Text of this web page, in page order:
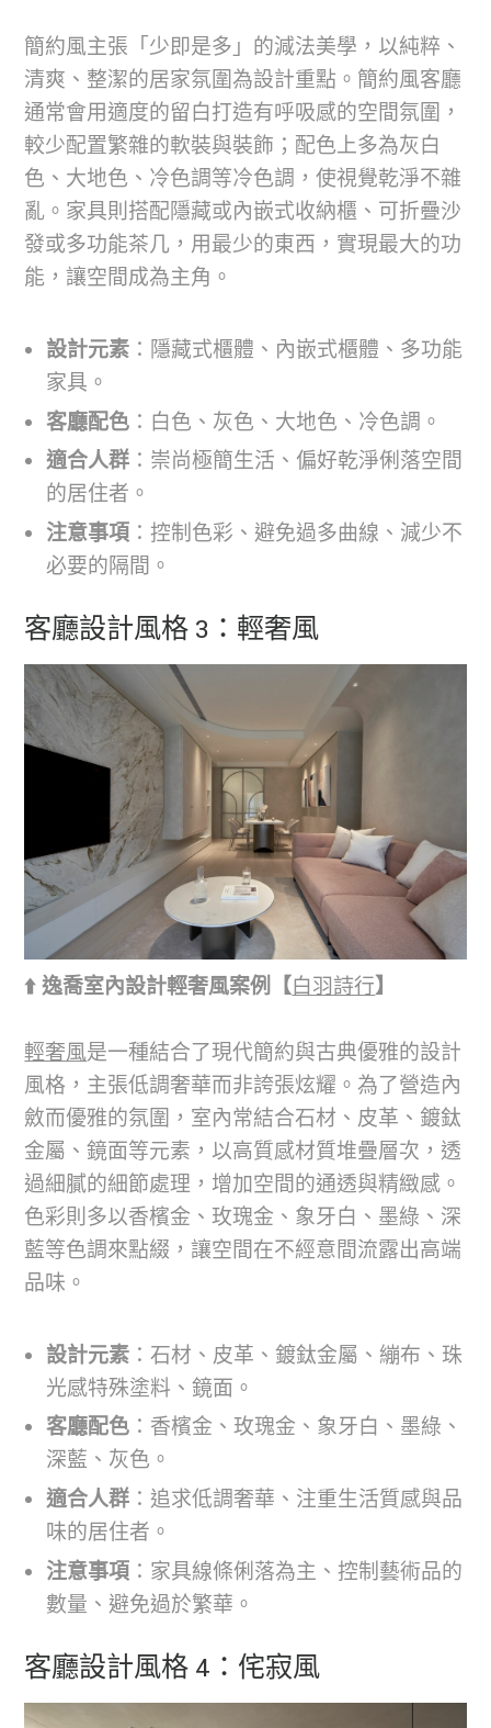
簡約風主張「少即是多」的減法美學，以純粹、
清爽、整潔的居家氛圍為設計重點。簡約風客廳
通常會用適度的留白打造有呼吸感的空間氛圍，
較少配置繁雜的軟裝與裝飾；配色上多為灰白
色、大地色、冷色調等冷色調，使視覺乾淨不雜
亂。家具則搭配隱藏或內嵌式收納櫃、可折疊沙
發或多功能茶几，用最少的東西，實現最大的功
能，讓空間成為主角。
設計元素 ：隱藏式櫃體、內嵌式櫃體、多功能
家具。
客廳配色 ：白色、灰色、大地色、冷色調。
適合人群 ：崇尚極簡生活、偏好乾淨俐落空間
的居住者。
注意事項 ：控制色彩、避免過多曲線、減少不
必要的隔間。
客廳設計風格 3：輕奢風
⬆️ 逸喬室內設計輕奢風案例【白羽詩行】
輕奢風是一種結合了現代簡約與古典優雅的設計
風格，主張低調奢華而非誇張炫耀。為了營造內
斂而優雅的氛圍，室內常結合石材、皮革、鍍鈦
金屬、鏡面等元素，以高質感材質堆疊層次，透
過細膩的細節處理，增加空間的通透與精緻感。
色彩則多以香檳金、玫瑰金、象牙白、墨綠、深
藍等色調來點綴，讓空間在不經意間流露出高端
品味。
設計元素 ：石材、皮革、鍍鈦金屬、繃布、珠
光感特殊塗料、鏡面。
客廳配色 ：香檳金、玫瑰金、象牙白、墨綠、
深藍、灰色。
適合人群 ：追求低調奢華、注重生活質感與品
味的居住者。
注意事項 ：家具線條俐落為主、控制藝術品的
數量、避免過於繁華。
客廳設計風格 4：侘寂風